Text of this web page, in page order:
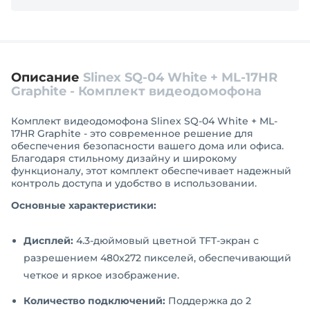
Описание Slinex SQ-04 White + ML-17HR
Graphite - Комплект видеодомофона
Комплект видеодомофона Slinex SQ-04 White + ML-
17HR Graphite - это современное решение для
обеспечения безопасности вашего дома или офиса.
Благодаря стильному дизайну и широкому
функционалу, этот комплект обеспечивает надежный
контроль доступа и удобство в использовании.
Основные характеристики:
Дисплей: 4.3-дюймовый цветной TFT-экран с
разрешением 480x272 пикселей, обеспечивающий
четкое и яркое изображение.
Количество подключений: Поддержка до 2